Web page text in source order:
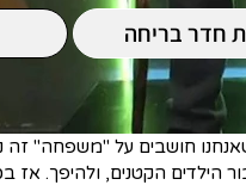
חדר בריחה
חושבים על "משפחה" זה
הילדים הקטנים, ולהיפך. אז